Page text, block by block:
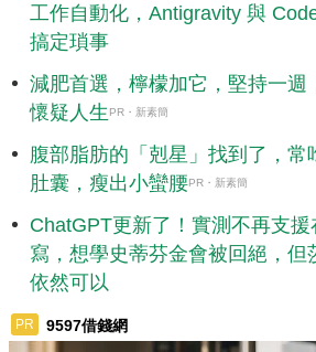
工作自動化，Antigravity 與
搞定瑣事
減肥首選，檸檬加它，堅持一週
懷疑人生 PR・新素簡
腹部脂肪的「剋星」找到了，常
肚囊，瘦出小蠻腰PR・新素簡
ChatGPT更新了！實測不再支
寫，想學史蒂芬金會被回絕，但
依然可以
PR 9597借錢網